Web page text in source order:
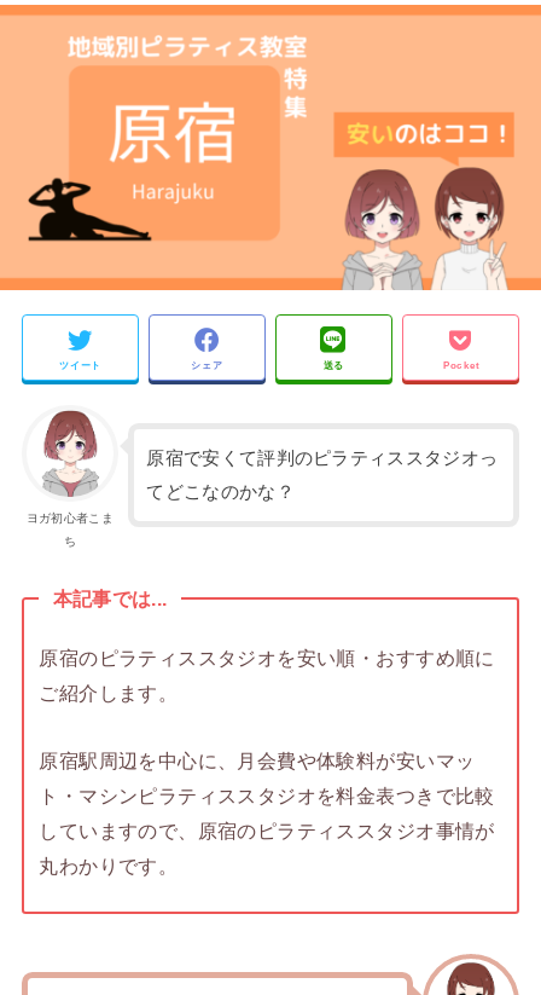
ツイート シェア 送る Pocket
ヨガ初心者こま
ち
原宿で安くて評判のピラティススタジオっ
てどこなのかな？
本記事では...
原宿のピラティススタジオを安い順・おすすめ順に
ご紹介します。
原宿駅周辺を中心に、月会費や体験料が安いマッ
ト・マシンピラティススタジオを料金表つきで比較
していますので、原宿のピラティススタジオ事情が
丸わかりです。